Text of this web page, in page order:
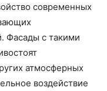
современных
Фасады с такими
атмосферных
воздействие